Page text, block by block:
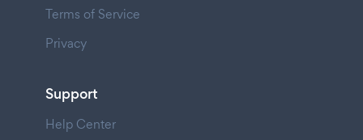
Terms of Service
Privacy
Support
Help Center